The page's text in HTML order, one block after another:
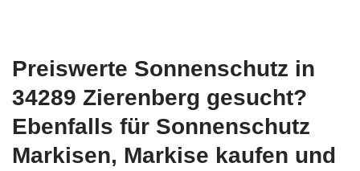
Preiswerte Sonnenschutz in
34289 Zierenberg gesucht?
Ebenfalls für Sonnenschutz
Markisen, Markise kaufen und